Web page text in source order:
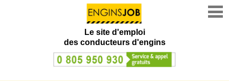
Le site d'emploi
des conducteurs d'engins